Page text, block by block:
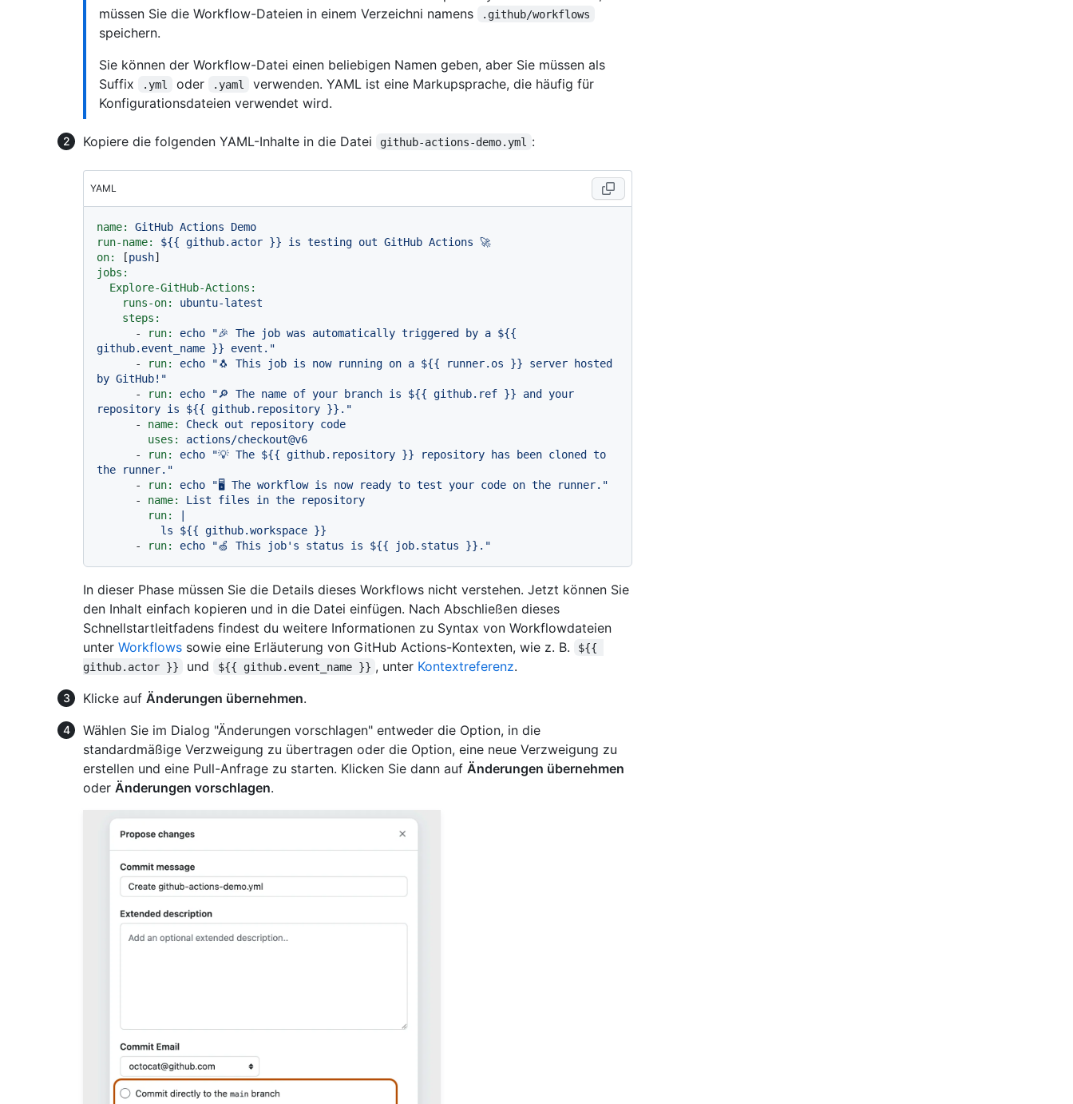
müssen Sie die Workflow-Dateien in einem Verzeichni namens
.github/workflows
speichern.
Sie können der Workflow-Datei einen beliebigen Namen geben, aber Sie müssen als
Suffix
.yml oder .yaml
verwenden. YAML ist eine Markupsprache, die häufig für
Konfigurationsdateien verwendet wird.
Kopiere die folgenden YAML-Inhalte in die Datei github-actions-demo.yml :
YAML
name: GitHub Actions
Demo
run-name:
${{ github.actor }} is testing out GitHub Actions 🚀
on:
[push
jobs:
Explore-GitHub-Actions:
runs-on:
ubuntu-latest
steps:
-
run: echo "🎉 The job was automatically triggered by a ${{
github.event_name }} event."
-
run: echo "🐧 This job is now running on a ${{ runner.os }} server hosted
by GitHub!"
-
run: echo "🔎 The name of your branch is ${{ github.ref }} and your
repository is ${{ github.repository }} ."
-
name: Check out repository code
uses:
actions/checkout@v6
-
run: echo "💡 The ${{ github.repository }} repository has been cloned to
the runner."
-
run: echo
"🖥️ The workflow is now ready to test your code on the runner."
-
name: List files in the
repository
run:
-
run: echo "🍏 This job's status is ${{ job.status }} ."
In dieser Phase müssen Sie die Details dieses Workflows nicht verstehen. Jetzt können Sie
den Inhalt einfach kopieren und in die Datei einfügen. Nach Abschließen dieses
Schnellstartleitfadens findest du weitere Informationen zu Syntax von Workflowdateien
unter Workflows sowie eine Erläuterung von GitHub Actions-Kontexten, wie z. B.
${{
github.actor }}
und ${{ github.event_name }} , unter Kontextreferenz.
Klicke auf Änderungen übernehmen.
Wählen Sie im Dialog "Änderungen vorschlagen" entweder die Option, in die
standardmäßige Verzweigung zu übertragen oder die Option, eine neue Verzweigung zu
erstellen und eine Pull-Anfrage zu starten. Klicken Sie dann auf Änderungen übernehmen
oder Änderungen vorschlagen.